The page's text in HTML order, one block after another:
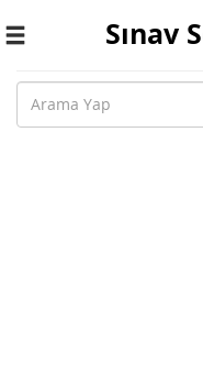
Toggle
Sınav